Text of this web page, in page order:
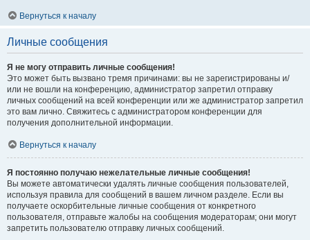
Вернуться к началу
Личные сообщения
Я не могу отправить личные сообщения!
Это может быть вызвано тремя причинами: вы не зарегистрированы и/
или не вошли на конференцию, администратор запретил отправку
личных сообщений на всей конференции или же администратор запретил
это вам лично. Свяжитесь с администратором конференции для
получения дополнительной информации.
Вернуться к началу
Я постоянно получаю нежелательные личные сообщения!
Вы можете автоматически удалять личные сообщения пользователей,
используя правила для сообщений в вашем личном разделе. Если вы
получаете оскорбительные личные сообщения от конкретного
пользователя, отправьте жалобы на сообщения модераторам; они могут
запретить пользователю отправку личных сообщений.